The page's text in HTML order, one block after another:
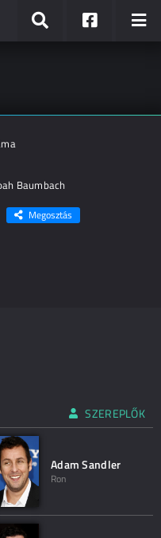
Baumbach
Megosztás
SZEREPLŐK
Adam Sandler
Ron